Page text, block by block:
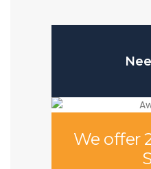
We offer